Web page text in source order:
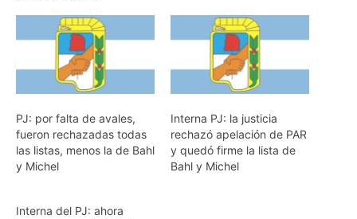
PJ: por falta de avales,
fueron rechazadas todas
las listas, menos la de Bahl
y Michel
Interna PJ: la justicia
rechazó apelación de PAR
y quedó firme la lista de
Bahl y Michel
Interna del PJ: ahora